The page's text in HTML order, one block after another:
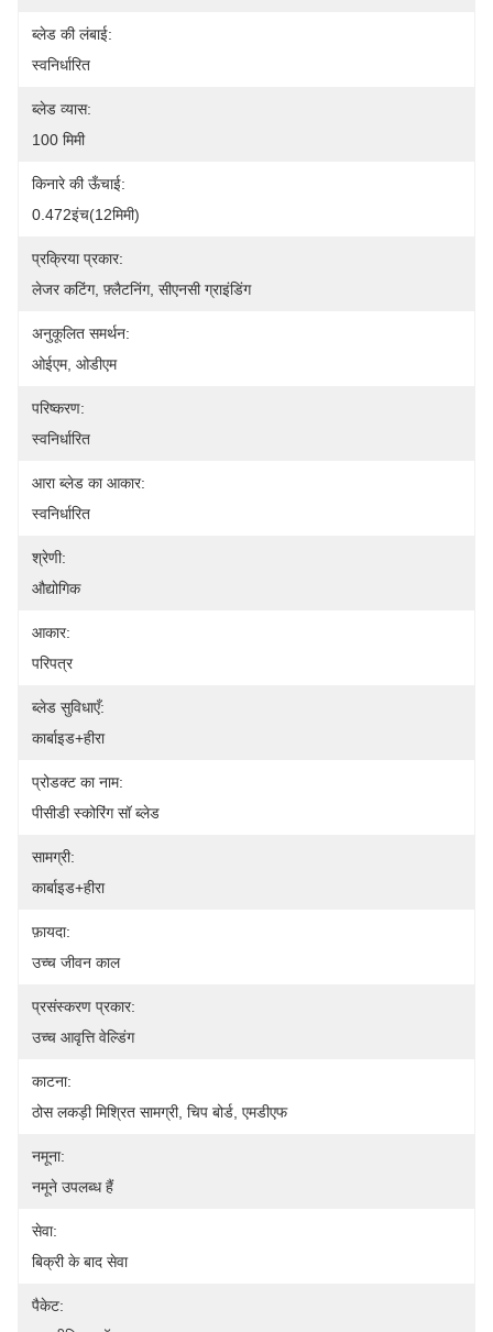
ब्लेड की लंबाई:
स्वनिर्धारित
ब्लेड व्यास:
100 मिमी
किनारे की ऊँचाई:
0.472इंच(12मिमी)
प्रक्रिया प्रकार:
लेजर कटिंग, फ़्लैटनिंग, सीएनसी ग्राइंडिंग
अनुकूलित समर्थन:
ओईएम, ओडीएम
परिष्करण:
स्वनिर्धारित
आरा ब्लेड का आकार:
स्वनिर्धारित
श्रेणी:
औद्योगिक
आकार:
परिपत्र
ब्लेड सुविधाएँ:
कार्बाइड+हीरा
प्रोडक्ट का नाम:
पीसीडी स्कोरिंग सॉ ब्लेड
सामग्री:
कार्बाइड+हीरा
फ़ायदा:
उच्च जीवन काल
प्रसंस्करण प्रकार:
उच्च आवृत्ति वेल्डिंग
काटना:
ठोस लकड़ी मिश्रित सामग्री, चिप बोर्ड, एमडीएफ
नमूना:
नमूने उपलब्ध हैं
सेवा:
बिक्री के बाद सेवा
पैकेट: